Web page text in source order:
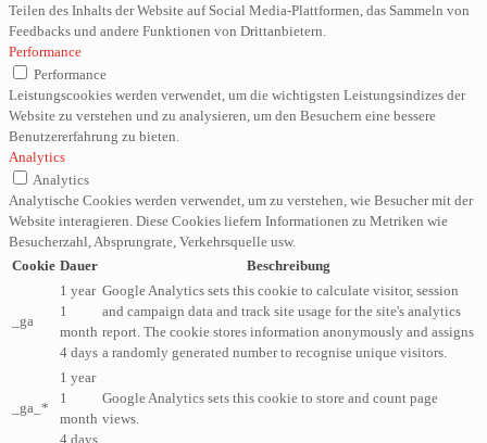
Teilen des Inhalts der Website auf Social Media-Plattformen, das Sammeln von
Feedbacks und andere Funktionen von Drittanbietern.
Performance
Performance
Leistungscookies werden verwendet, um die wichtigsten Leistungsindizes der
Website zu verstehen und zu analysieren, um den Besuchern eine bessere
Benutzererfahrung zu bieten.
Analytics
Analytics
Analytische Cookies werden verwendet, um zu verstehen, wie Besucher mit der
Website interagieren. Diese Cookies liefern Informationen zu Metriken wie
Besucherzahl, Absprungrate, Verkehrsquelle usw.
Cookie Dauer Beschreibung
_ga
1 year
1
month
4 days
Google Analytics sets this cookie to calculate visitor, session
and campaign data and track site usage for the site's analytics
report. The cookie stores information anonymously and assigns
a randomly generated number to recognise unique visitors.
_ga_*
1 year
1
month
4 days
Google Analytics sets this cookie to store and count page
views.